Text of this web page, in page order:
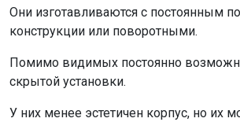
Они изготавливаются с постоянным
конструкции или поворотными.
Помимо видимых постоянно
скрытой установки.
У них менее эстетичен корпус, но их